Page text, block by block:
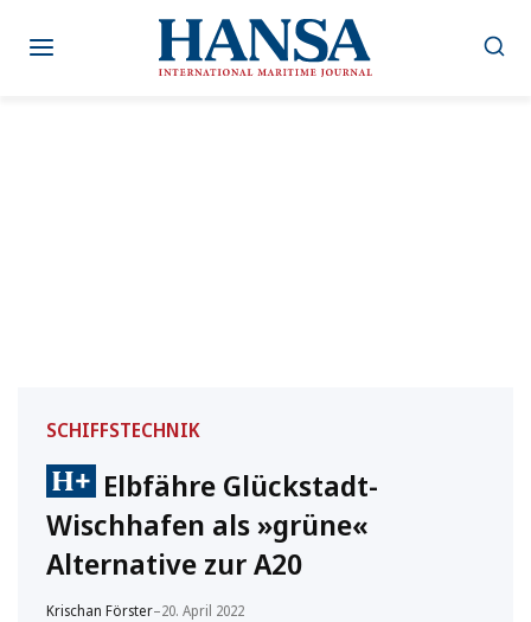
Inhalt
SCHIFFSTECHNIK
Elbfähre Glückstadt-
Wischhafen als »grüne«
Alternative zur A20
Krischan Förster–20. April 2022